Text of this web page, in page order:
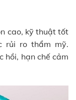
cao, kỹ thuật tốt
rủi ro thẩm mỹ.
hồi, hạn chế cảm